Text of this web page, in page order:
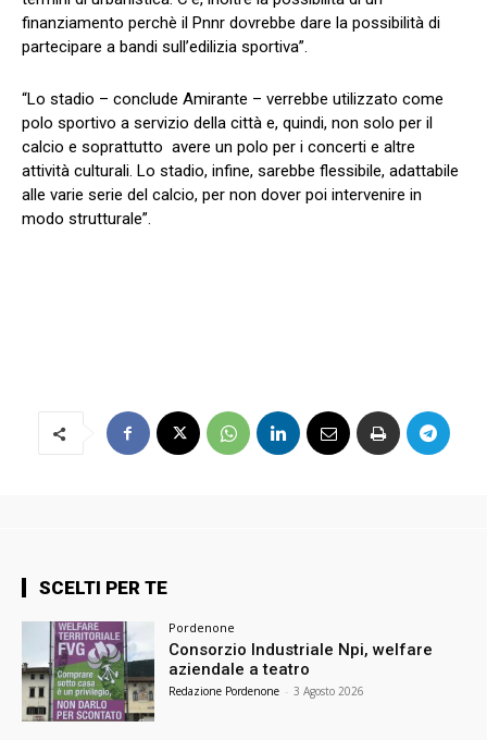
finanziamento perchè il Pnnr dovrebbe dare la possibilità di
partecipare a bandi sull’edilizia sportiva”.
“Lo stadio – conclude Amirante – verrebbe utilizzato come
polo sportivo a servizio della città e, quindi, non solo per il
calcio e soprattutto avere un polo per i concerti e altre
attività culturali. Lo stadio, infine, sarebbe flessibile, adattabile
alle varie serie del calcio, per non dover poi intervenire in
modo strutturale”.
SCELTI PER TE
Pordenone
Consorzio Industriale Npi, welfare
aziendale a teatro
Redazione Pordenone - 3 Agosto 2026